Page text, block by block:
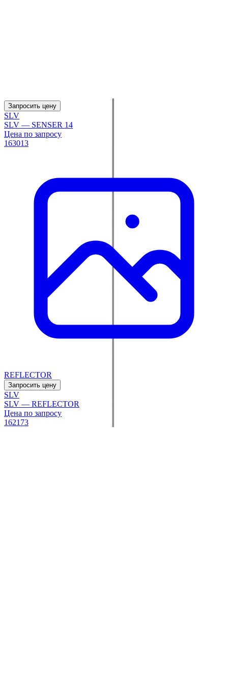
Запросить цену
SLV
SLV — SENSER 14
Цена по запросу
163013
REFLECTOR
Запросить цену
SLV
SLV — REFLECTOR
Цена по запросу
162173